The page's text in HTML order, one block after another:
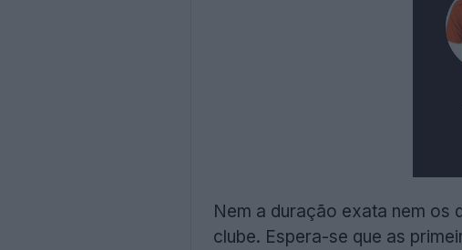
Nem a duração exata nem
clube. Espera-se que as